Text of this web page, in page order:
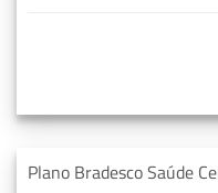
Plano Bradesco Saúde